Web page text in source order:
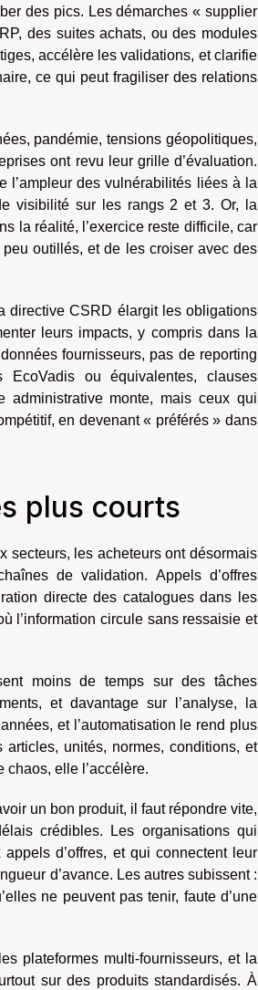
des pics. Les démarches « supplier
des suites achats, ou des modules
accélère les validations, et clarifie
ce qui peut fragiliser des relations
pandémie, tensions géopolitiques,
ont revu leur grille d’évaluation.
l’ampleur des vulnérabilités liées à la
visibilité sur les rangs 2 et 3. Or, la
la réalité, l’exercice reste difficile, car
outillés, et de les croiser avec des
directive CSRD élargit les obligations
leurs impacts, y compris dans la
fournisseurs, pas de reporting
EcoVadis ou équivalentes, clauses
administrative monte, mais ceux qui
en devenant « préférés » dans
plus courts
secteurs, les acheteurs ont désormais
de validation. Appels d’offres
directe des catalogues dans les
l’information circule sans ressaisie et
moins de temps sur des tâches
et davantage sur l’analyse, la
et l’automatisation le rend plus
unités, normes, conditions, et
elle l’accélère.
un bon produit, il faut répondre vite,
crédibles. Les organisations qui
d’offres, et qui connectent leur
d’avance. Les autres subissent :
ne peuvent pas tenir, faute d’une
plateformes multi-fournisseurs, et la
sur des produits standardisés. À